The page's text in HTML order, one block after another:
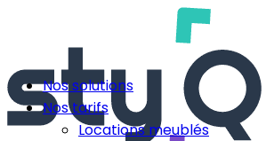
Nos solutions
Nos tarifs
Locations meublés